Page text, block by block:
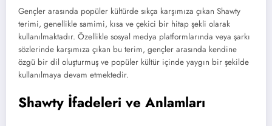
Gençler arasında popüler kültürde sıkça karşımıza çıkan Shawty
terimi, genellikle samimi, kısa ve çekici bir hitap şekli olarak
kullanılmaktadır. Özellikle sosyal medya platformlarında veya şarkı
sözlerinde karşımıza çıkan bu terim, gençler arasında kendine
özgü bir dil oluşturmuş ve popüler kültür içinde yaygın bir şekilde
kullanılmaya devam etmektedir.
Shawty İfadeleri ve Anlamları